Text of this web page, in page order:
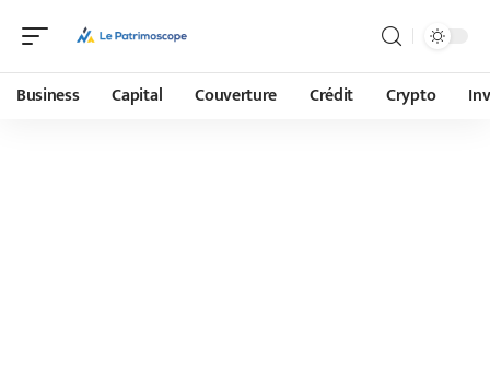
Business Capital Couverture Crédit Crypto